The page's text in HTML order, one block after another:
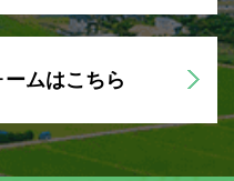
ムはこちら